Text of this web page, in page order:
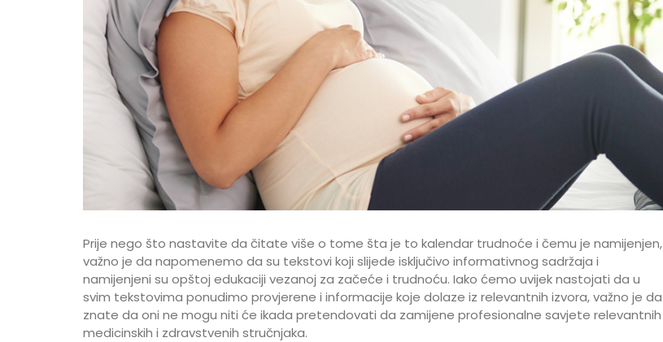
Prije nego što nastavite da čitate više o tome šta je to kalendar trudnoće i čemu je namijenjen,
važno je da napomenemo da su tekstovi koji slijede isključivo informativnog sadržaja i
namijenjeni su opštoj edukaciji vezanoj za začeće i trudnoću. Iako ćemo uvijek nastojati da u
svim tekstovima ponudimo provjerene i informacije koje dolaze iz relevantnih izvora, važno je da
znate da oni ne mogu niti će ikada pretendovati da zamijene profesionalne savjete relevantnih
medicinskih i zdravstvenih stručnjaka.